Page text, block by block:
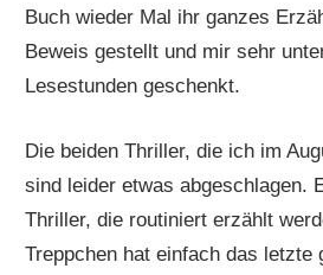
Buch wieder Mal ihr ganzes
Beweis gestellt und mir sehr
Lesestunden geschenkt.
Die beiden Thriller, die ich im
sind leider etwas abgeschlagen.
Thriller, die routiniert erzählt
Treppchen hat einfach das letzte